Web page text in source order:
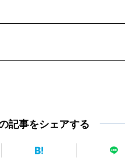
記事をシェアする